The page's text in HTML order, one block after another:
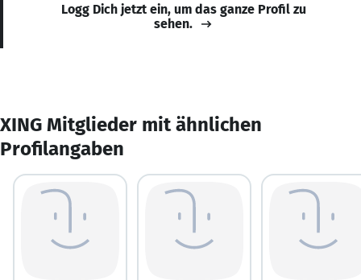
Logg Dich jetzt ein, um das ganze Profil zu
sehen.
XING Mitglieder mit ähnlichen
Profilangaben